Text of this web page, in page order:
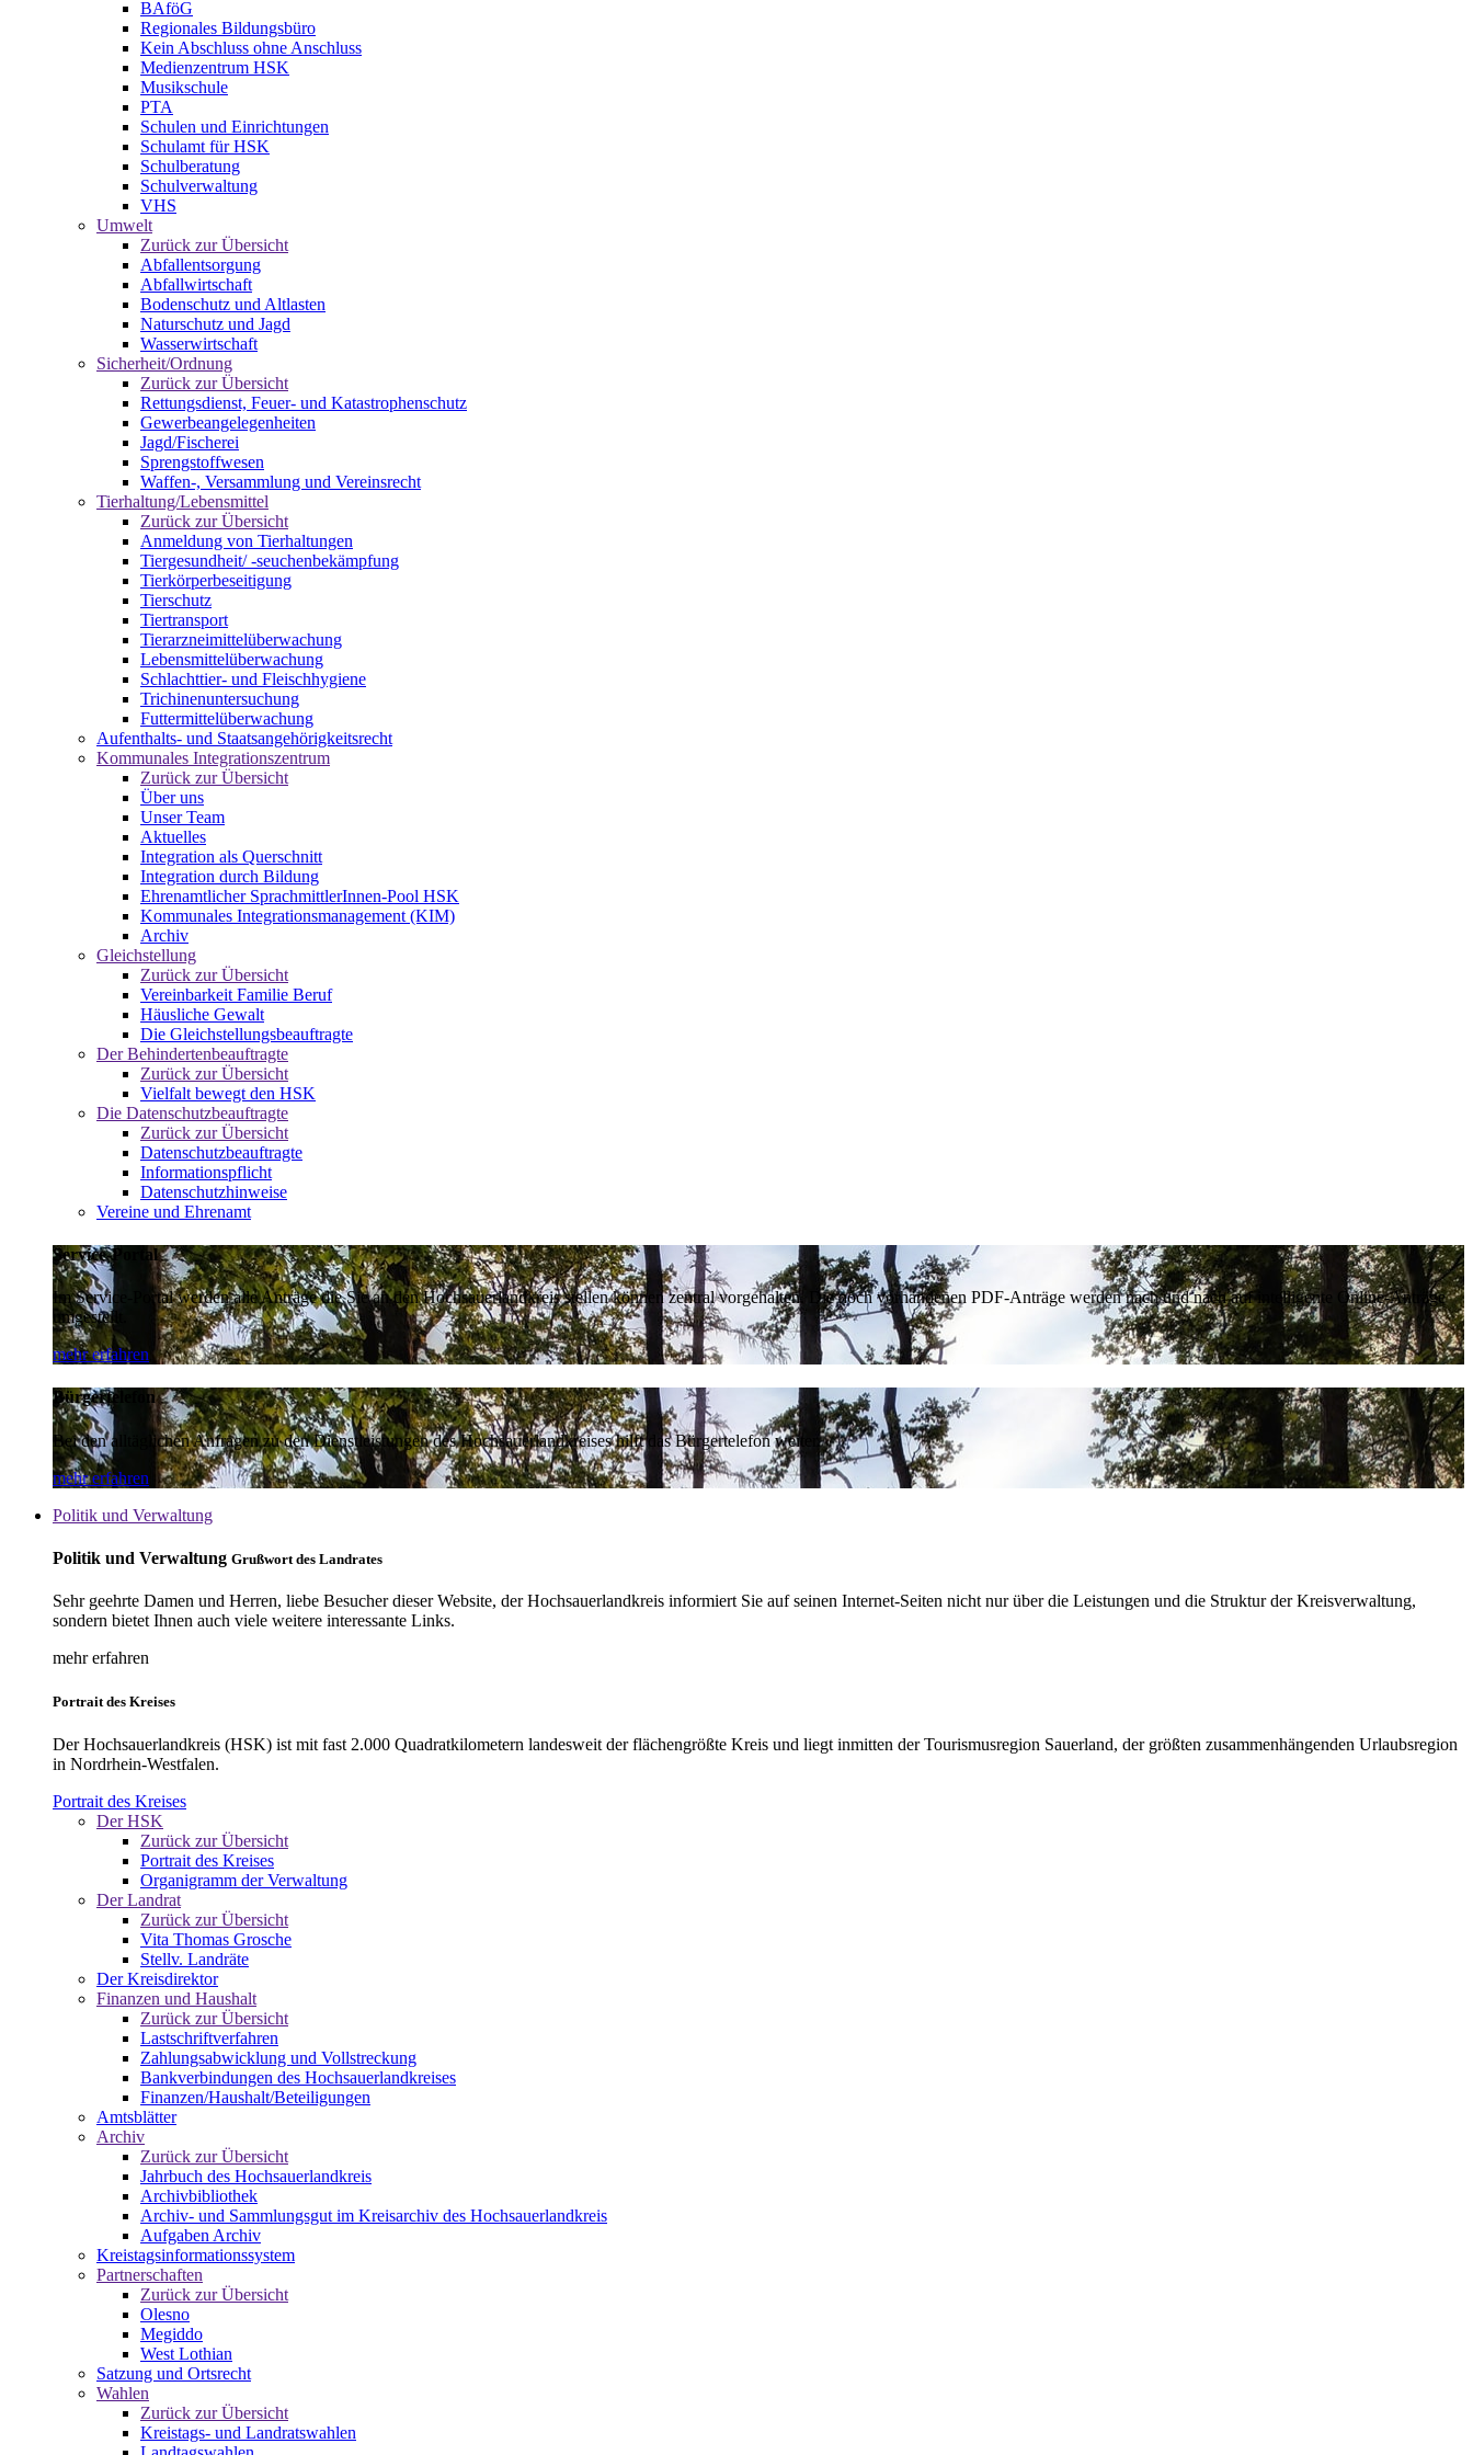
BAföG
Regionales Bildungsbüro
Kein Abschluss ohne Anschluss
Medienzentrum HSK
Musikschule
PTA
Schulen und Einrichtungen
Schulamt für HSK
Schulberatung
Schulverwaltung
VHS
Umwelt
Zurück zur Übersicht
Abfallentsorgung
Abfallwirtschaft
Bodenschutz und Altlasten
Naturschutz und Jagd
Wasserwirtschaft
Sicherheit/Ordnung
Zurück zur Übersicht
Rettungsdienst, Feuer- und Katastrophenschutz
Gewerbeangelegenheiten
Jagd/Fischerei
Sprengstoffwesen
Waffen-, Versammlung und Vereinsrecht
Tierhaltung/Lebensmittel
Zurück zur Übersicht
Anmeldung von Tierhaltungen
Tiergesundheit/ -seuchenbekämpfung
Tierkörperbeseitigung
Tierschutz
Tiertransport
Tierarzneimittelüberwachung
Lebensmittelüberwachung
Schlachttier- und Fleischhygiene
Trichinenuntersuchung
Futtermittelüberwachung
Aufenthalts- und Staatsangehörigkeitsrecht
Kommunales Integrationszentrum
Zurück zur Übersicht
Über uns
Unser Team
Aktuelles
Integration als Querschnitt
Integration durch Bildung
Ehrenamtlicher SprachmittlerInnen-Pool HSK
Kommunales Integrationsmanagement (KIM)
Archiv
Gleichstellung
Zurück zur Übersicht
Vereinbarkeit Familie Beruf
Häusliche Gewalt
Die Gleichstellungsbeauftragte
Der Behindertenbeauftragte
Zurück zur Übersicht
Vielfalt bewegt den HSK
Die Datenschutzbeauftragte
Zurück zur Übersicht
Datenschutzbeauftragte
Informationspflicht
Datenschutzhinweise
Vereine und Ehrenamt
Service-Portal
Im Service-Portal werden alle Anträge die Sie an den Hochsauerlandkreis stellen können zentral vorgehalten. Die noch vorhandenen PDF-Anträge werden nach und nach auf intelligente Online-Anträge
umgestellt.
mehr erfahren
Bürgertelefon
Bei den alltäglichen Anfragen zu den Dienstleistungen des Hochsauerlandkreises hilft das Bürgertelefon weiter.
mehr erfahren
Politik und Verwaltung
Politik und Verwaltung Grußwort des Landrates
Sehr geehrte Damen und Herren, liebe Besucher dieser Website, der Hochsauerlandkreis informiert Sie auf seinen Internet-Seiten nicht nur über die Leistungen und die Struktur der Kreisverwaltung,
sondern bietet Ihnen auch viele weitere interessante Links.
mehr erfahren
Portrait des Kreises
Der Hochsauerlandkreis (HSK) ist mit fast 2.000 Quadratkilometern landesweit der flächengrößte Kreis und liegt inmitten der Tourismusregion Sauerland, der größten zusammenhängenden Urlaubsregion
in Nordrhein-Westfalen.
Portrait des Kreises
Der HSK
Zurück zur Übersicht
Portrait des Kreises
Organigramm der Verwaltung
Der Landrat
Zurück zur Übersicht
Vita Thomas Grosche
Stellv. Landräte
Der Kreisdirektor
Finanzen und Haushalt
Zurück zur Übersicht
Lastschriftverfahren
Zahlungsabwicklung und Vollstreckung
Bankverbindungen des Hochsauerlandkreises
Finanzen/Haushalt/Beteiligungen
Amtsblätter
Archiv
Zurück zur Übersicht
Jahrbuch des Hochsauerlandkreis
Archivbibliothek
Archiv- und Sammlungsgut im Kreisarchiv des Hochsauerlandkreis
Aufgaben Archiv
Kreistagsinformationssystem
Partnerschaften
Zurück zur Übersicht
Olesno
Megiddo
West Lothian
Satzung und Ortsrecht
Wahlen
Zurück zur Übersicht
Kreistags- und Landratswahlen